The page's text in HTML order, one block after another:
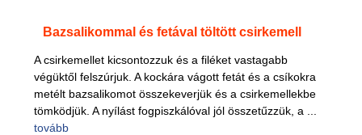
Bazsalikommal és fetával töltött csirkemell
A csirkemellet kicsontozzuk és a filéket vastagabb
végüktől felszúrjuk. A kockára vágott fetát és a csíkokra
metélt bazsalikomot összekeverjük és a csirkemellekbe
tömködjük. A nyílást fogpiszkálóval jól összetűzzük, a ...
tovább